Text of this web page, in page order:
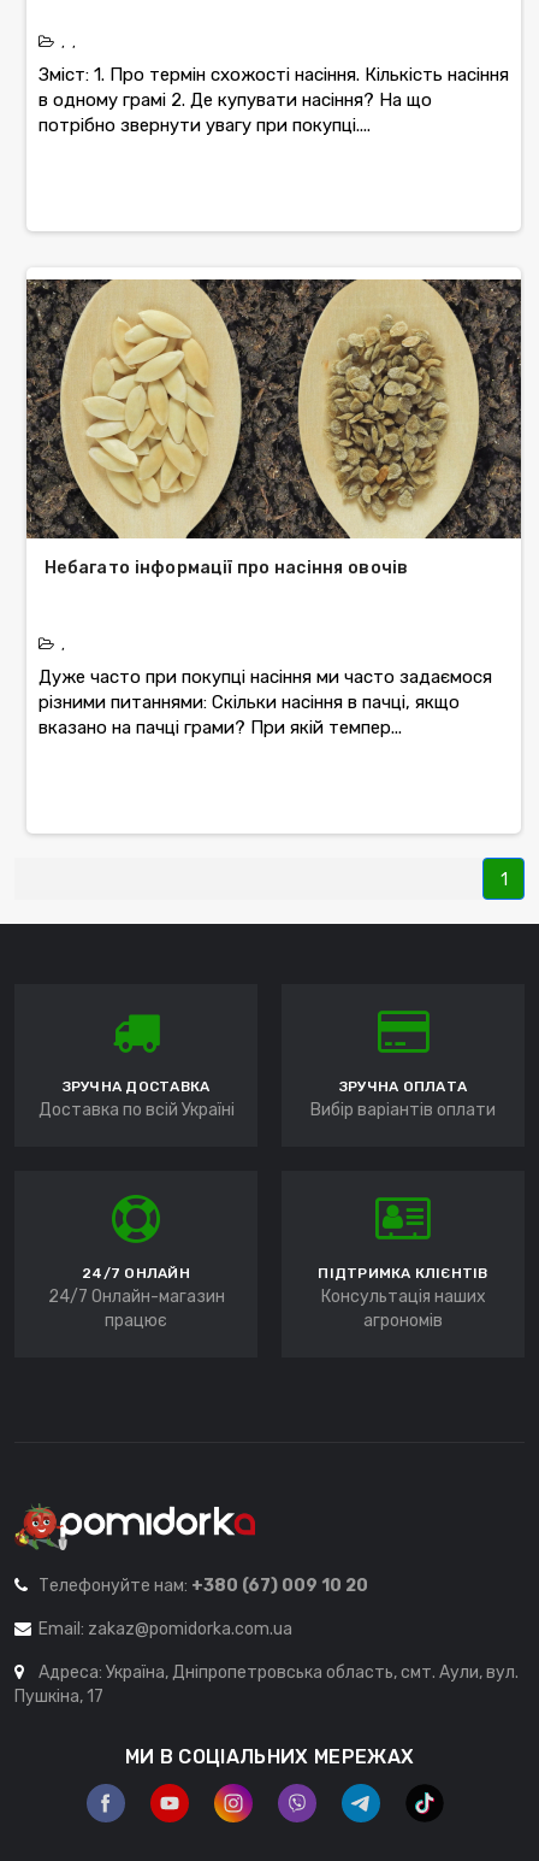
, ,
Зміст: 1. Про термін схожості насіння. Кількість насіння
в одному грамі 2. Де купувати насіння? На що
потрібно звернути увагу при покупці....
Небагато інформації про насіння овочів
,
Дуже часто при покупці насіння ми часто задаємося
різними питаннями: Скільки насіння в пачці, якщо
вказано на пачці грами? При якій темпер...
1
ЗРУЧНА ДОСТАВКА
Доставка по всій Україні
ЗРУЧНА ОПЛАТА
Вибір варіантів оплати
24/7 ОНЛАЙН
24/7 Онлайн-магазин
працює
ПІДТРИМКА КЛІЄНТІВ
Консультація наших
агрономів
Телефонуйте нам: +380 (67) 009 10 20
Email: zakaz@pomidorka.com.ua
Адреса: Україна, Дніпропетровська область, смт. Аули, вул.
Пушкіна, 17
МИ В СОЦІАЛЬНИХ МЕРЕЖАХ